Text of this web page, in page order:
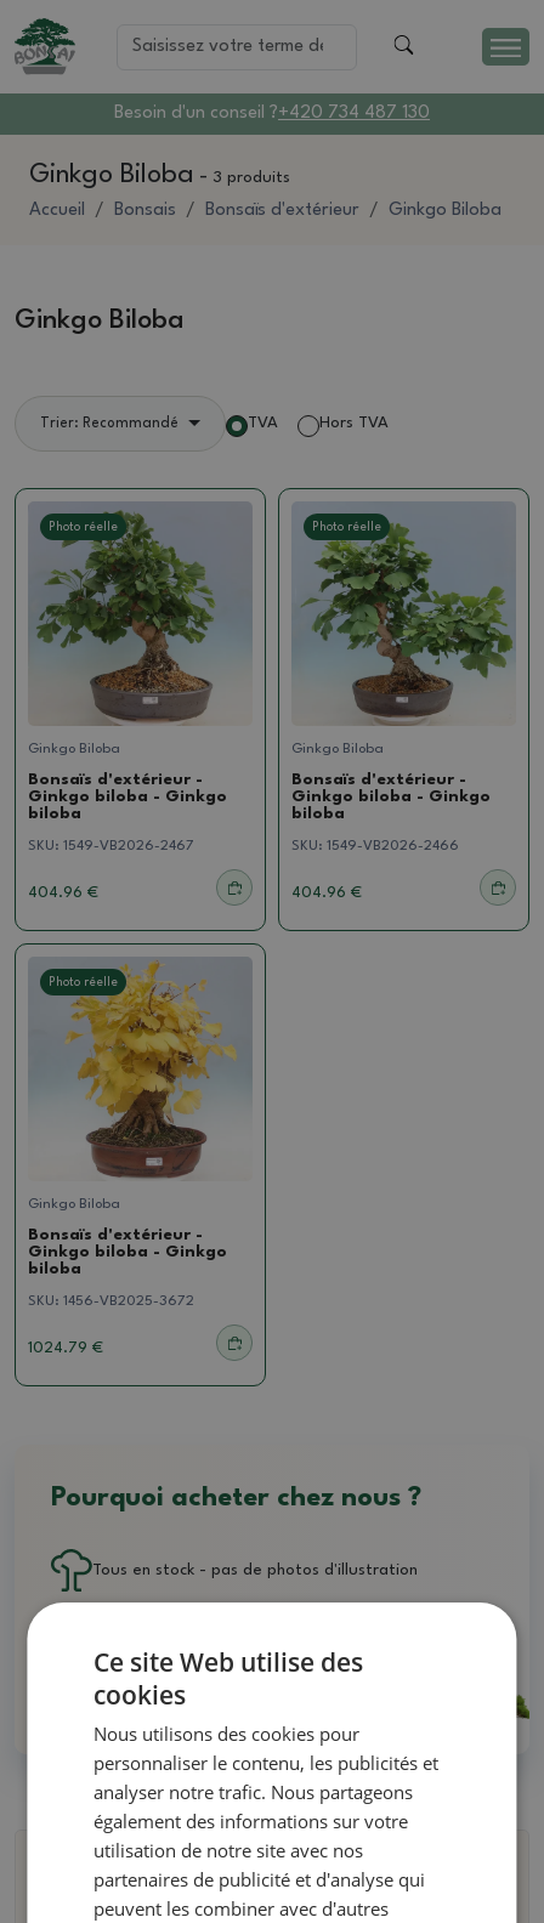
Besoin d'un conseil ?+420 734 487 130
Ginkgo Biloba - 3 produits
Accueil Bonsais Bonsaïs d'extérieur Ginkgo Biloba
Filtres
Ginkgo Biloba
Trier: Recommandé TVA Hors TVA
Photo réelle
Ginkgo Biloba
Bonsaïs d'extérieur -
Ginkgo biloba - Ginkgo
biloba
SKU: 1549-VB2026-2467
404.96 €
Photo réelle
Ginkgo Biloba
Bonsaïs d'extérieur -
Ginkgo biloba - Ginkgo
biloba
SKU: 1549-VB2026-2466
404.96 €
Photo réelle
Ginkgo Biloba
Bonsaïs d'extérieur -
Ginkgo biloba - Ginkgo
biloba
SKU: 1456-VB2025-3672
1024.79 €
Pourquoi acheter chez nous ?
Tous en stock - pas de photos d'illustration
Plus de 30 ans d'expérience !
Ce site Web utilise des
cookies
Nous utilisons des cookies pour
personnaliser le contenu, les publicités et
analyser notre trafic. Nous partageons
également des informations sur votre
utilisation de notre site avec nos
partenaires de publicité et d'analyse qui
peuvent les combiner avec d'autres